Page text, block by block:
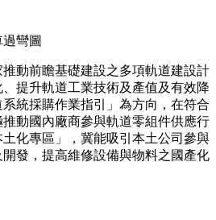
動前瞻基礎建設之多項軌道建設計
提升軌道工業技術及產值及有效降
統採購作業指引」為方向，在符合
動國內廠商參與軌道零組件供應行
化專區」，冀能吸引本土公司參與
發，提高維修設備與物料之國產化